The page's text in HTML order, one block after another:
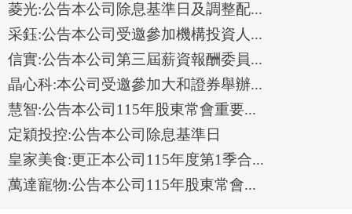
菱光:公告本公司除息基準日及調整配...
采鈺:公告本公司受邀參加機構投資人...
信實:公告本公司第三屆薪資報酬委員...
晶心科:本公司受邀參加大和證券舉辦...
慧智:公告本公司115年股東常會重要...
定穎投控:公告本公司除息基準日
皇家美食:更正本公司115年度第1季合...
萬達寵物:公告本公司115年股東常會...